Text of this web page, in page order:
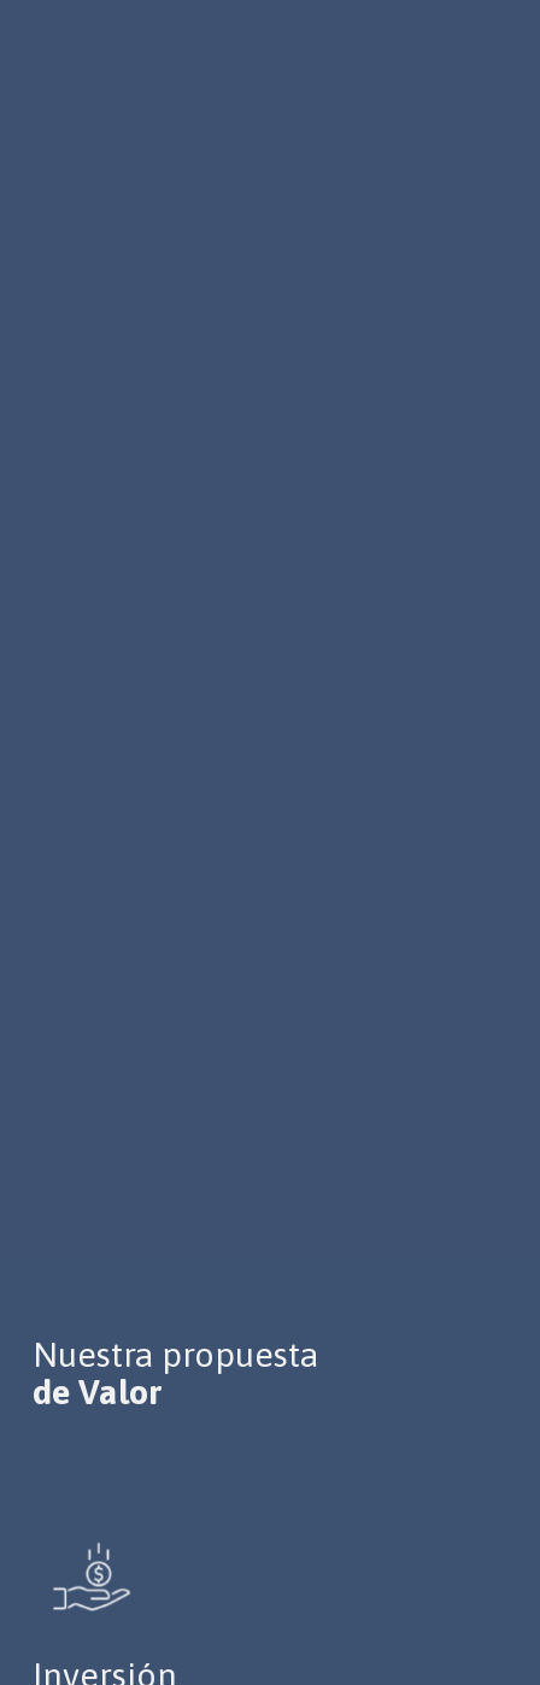
Nuestra propuesta
de Valor
Inversión